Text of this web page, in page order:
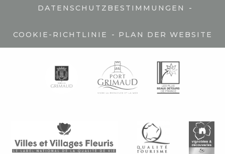
DATENSCHUTZBESTIMMUNGEN -
COOKIE-RICHTLINIE - PLAN DER WEBSITE